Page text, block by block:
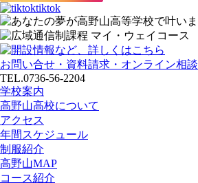
tiktok
お問い合せ・資料請求・オンライン相談
TEL.0736-56-2204
学校案内
高野山高校について
アクセス
年間スケジュール
制服紹介
高野山MAP
コース紹介